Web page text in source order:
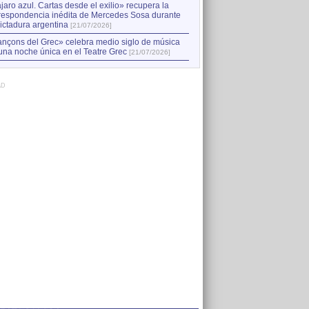
azul. Cartas desde el exilio» recupera la
inédita de Mercedes Sosa durante
argentina [21/07/2026]
del Grec» celebra medio siglo de música
noche única en el Teatre Grec [21/07/2026]